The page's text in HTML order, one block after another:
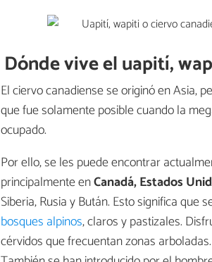
Dónde vive el uapití,
El ciervo canadiense se originó en Asia,
que fue solamente posible cuando la
ocupado.
Por ello, se les puede encontrar
principalmente enCanadá, Estados
Siberia, Rusia y Bután. Esto significa que
bosques alpinos, claros y pastizales.
cérvidos que frecuentan zonas